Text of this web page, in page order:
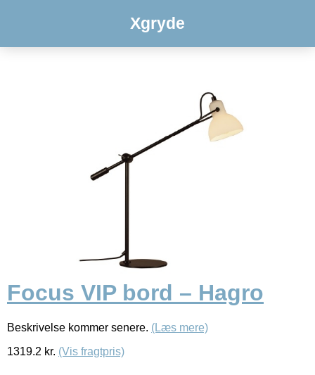
Xgryde
Focus VIP bord – Hagro
Beskrivelse kommer senere. (Læs mere)
1319.2 kr. (Vis fragtpris)